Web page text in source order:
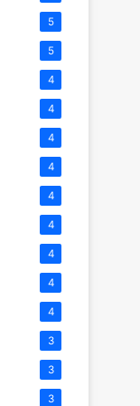
5
5
4
4
4
4
4
4
4
4
4
3
3
3